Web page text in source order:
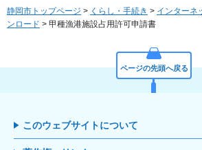
静岡市トップページ > くらし・手続き > インターネ
ンロード > 甲種漁港施設占用許可申請書
ページの先頭へ戻る
このウェブサイトについて